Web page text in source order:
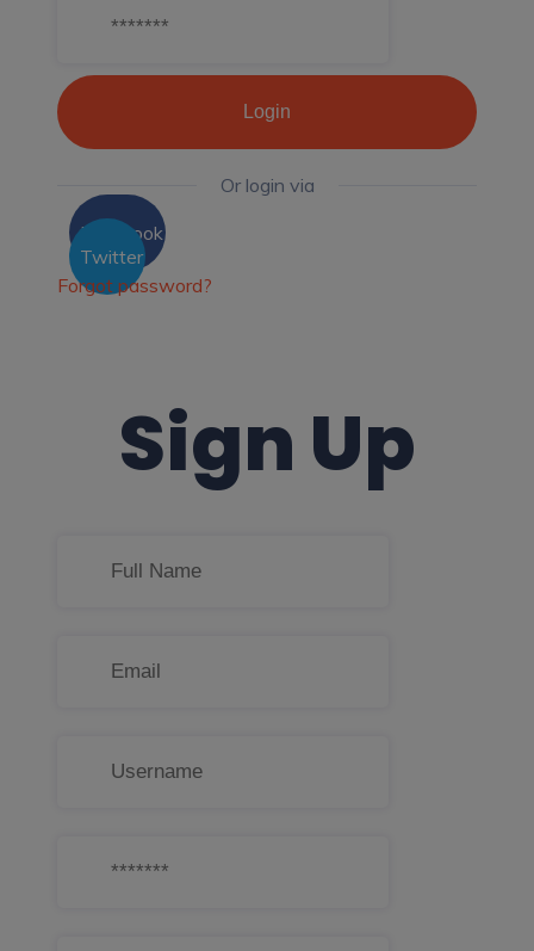
Login
Or login via
Facebook
Twitter
Forgot password?
Sign Up